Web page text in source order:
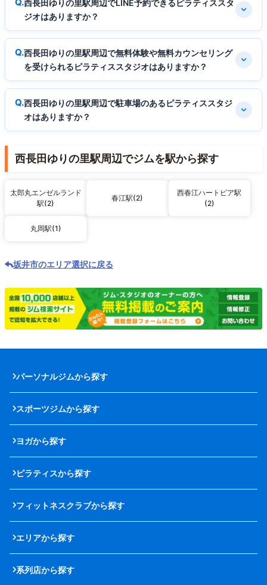
西長田ゆりの里駅周辺でLINE予約できるピラティススタ
ジオはありますか？
西長田ゆりの里駅周辺で無料体験や無料カウンセリング
を受けられるピラティススタジオはありますか？
西長田ゆりの里駅周辺で駐車場のあるピラティススタジ
オはありますか？
西長田ゆりの里駅周辺でジムを駅から探す
太郎丸エンゼルランド
駅(2)
春江駅(2)
西春江ハートピア駅
(2)
丸岡駅(1)
坂井市のエリア選択に戻る
パーソナルジムから探す
スポーツジムから探す
ヨガから探す
ピラティスから探す
フィットネスクラブから探す
エリアから探す
系列店から探す